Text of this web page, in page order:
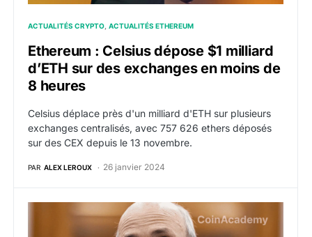
ACTUALITÉS CRYPTO ACTUALITÉS ETHEREUM
Ethereum : Celsius dépose $1 milliard
d’ETH sur des exchanges en moins de
8 heures
Celsius déplace près d'un milliard d'ETH sur plusieurs
exchanges centralisés, avec 757 626 ethers déposés
sur des CEX depuis le 13 novembre.
PAR ALEX LEROUX 26 janvier 2024
Ethereum : la SEC retarde une nouvelle fois sa